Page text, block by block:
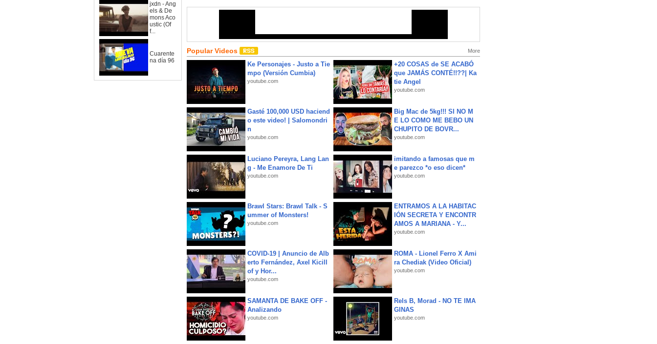
jxdn - Ang
els & De
mons Aco
ustic (Of
f...
Cuarente
na día 96
Popular Videos More
Ke Personajes - Justo a Tie
mpo (Versión Cumbia)
youtube.com
+20 COSAS de SE ACABÓ
que JAMÁS CONTÉ!!??| Ka
tie Angel
youtube.com
Gasté 100,000 USD haciend
o este video! | Salomondri
n
youtube.com
Big Mac de 5kg!!! SI NO M
E LO COMO ME BEBO UN
CHUPITO DE BOVR...
youtube.com
Luciano Pereyra, Lang Lan
g - Me Enamore De Ti
youtube.com
imitando a famosas que m
e parezco *o eso dicen*
youtube.com
Brawl Stars: Brawl Talk - S
ummer of Monsters!
youtube.com
ENTRAMOS A LA HABITAC
IÓN SECRETA Y ENCONTR
AMOS A MARIANA - Y...
youtube.com
COVID-19 | Anuncio de Alb
erto Fernández, Axel Kicill
of y Hor...
youtube.com
ROMA - Lionel Ferro X Ami
ra Chediak (Video Oficial)
youtube.com
SAMANTA DE BAKE OFF -
Analizando
youtube.com
Rels B, Morad - NO TE IMA
GINAS
youtube.com